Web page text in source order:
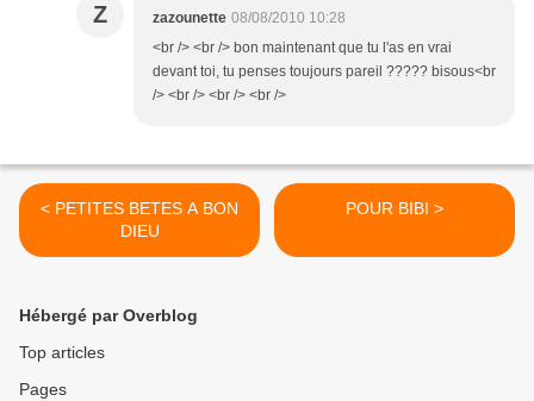
Z zazounette 08/08/2010 10:28
<br /> <br /> bon maintenant que tu l'as en vrai
devant toi, tu penses toujours pareil ????? bisous<br
/> <br /> <br /> <br />
< PETITES BETES A BON
DIEU
POUR BIBI >
Hébergé par Overblog
Top articles
Pages